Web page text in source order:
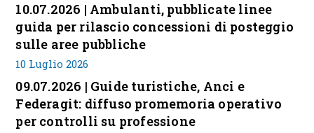
10.07.2026 | Ambulanti, pubblicate linee
guida per rilascio concessioni di posteggio
sulle aree pubbliche
10 Luglio 2026
09.07.2026 | Guide turistiche, Anci e
Federagit: diffuso promemoria operativo
per controlli su professione